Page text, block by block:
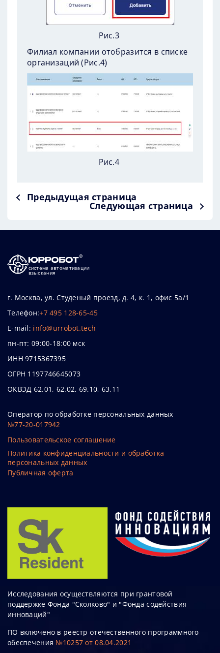
Рис.3
Филиал компании отобразится в списке
организаций (Рис.4)
Рис.4
Предыдущая страница
Следующая страница
система автоматизации
взыскания
г. Москва, ул. Студеный проезд, д. 4, к. 1, офис 5а/1
Телефон:+7 495 128-65-45
E-mail: info@urrobot.tech
пн-пт: 09:00-18:00 мск
ИНН 9715367395
ОГРН 1197746645073
ОКВЭД 62.01, 62.02, 69.10, 63.11
Оператор по обработке персональных данных
№77-20-017942
Пользовательское соглашение
Политика конфиденциальности и обработка
персональных данных
Публичная оферта
Исследования осуществляются при грантовой
поддержке Фонда "Сколково" и "Фонда содействия
инноваций"
ПО включено в реестр отечественного программного
обеспечения №10257 от 08.04.2021